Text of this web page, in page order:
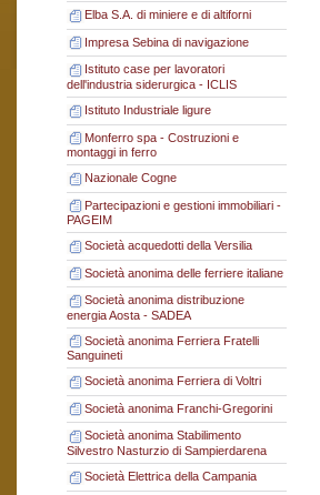
Elba S.A. di miniere e di altiforni
Impresa Sebina di navigazione
Istituto case per lavoratori
dell'industria siderurgica - ICLIS
Istituto Industriale ligure
Monferro spa - Costruzioni e
montaggi in ferro
Nazionale Cogne
Partecipazioni e gestioni immobiliari -
PAGEIM
Società acquedotti della Versilia
Società anonima delle ferriere italiane
Società anonima distribuzione
energia Aosta - SADEA
Società anonima Ferriera Fratelli
Sanguineti
Società anonima Ferriera di Voltri
Società anonima Franchi-Gregorini
Società anonima Stabilimento
Silvestro Nasturzio di Sampierdarena
Società Elettrica della Campania